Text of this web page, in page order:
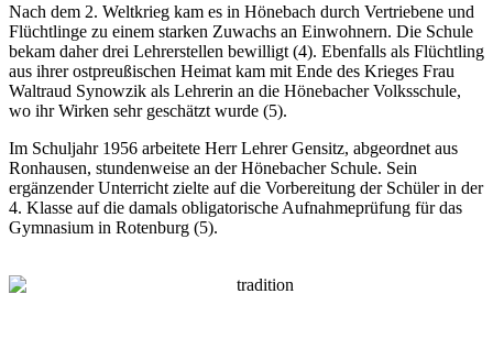
Nach dem 2. Weltkrieg kam es in Hönebach durch Vertriebene und
Flüchtlinge zu einem starken Zuwachs an Einwohnern. Die Schule
bekam daher drei Lehrerstellen bewilligt (4). Ebenfalls als Flüchtling
aus ihrer ostpreußischen Heimat kam mit Ende des Krieges Frau
Waltraud Synowzik als Lehrerin an die Hönebacher Volksschule,
wo ihr Wirken sehr geschätzt wurde (5).
Im Schuljahr 1956 arbeitete Herr Lehrer Gensitz, abgeordnet aus
Ronhausen, stundenweise an der Hönebacher Schule. Sein
ergänzender Unterricht zielte auf die Vorbereitung der Schüler in der
4. Klasse auf die damals obligatorische Aufnahmeprüfung für das
Gymnasium in Rotenburg (5).